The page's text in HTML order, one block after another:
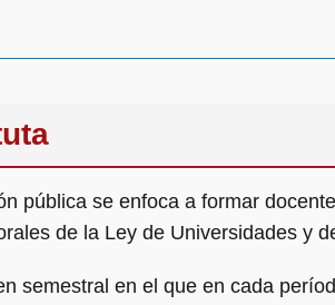
pública se enfoca a formar
de la Ley de Universidades y
semestral en el que en cada